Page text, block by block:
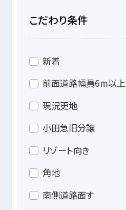
こだわり条件
新着
前面道路幅員6m以上
現況更地
小田急旧分譲
リゾート向き
角地
南側道路面す